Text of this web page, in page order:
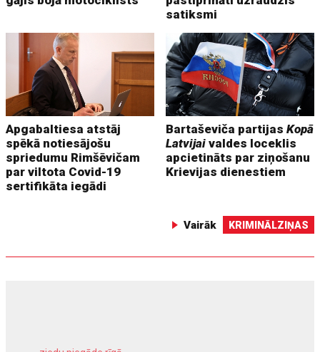
satiksmi
Apgabaltiesa atstāj
spēkā notiesājošu
spriedumu Rimšēvičam
par viltota Covid-19
sertifikāta iegādi
Bartaševiča partijasKopā
Latvijai valdes loceklis
apcietināts par ziņošanu
Krievijas dienestiem
Vairāk KRIMINĀLZIŅAS